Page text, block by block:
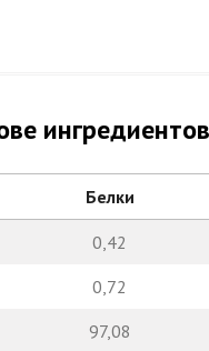
ингредиентов
Белки
0,42
0,72
97,08